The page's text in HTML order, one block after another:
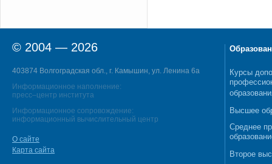
© 2004 — 2026
403874 Волгоградская обл., г. Камышин, ул. Ленина 6а
Информационное наполнение:
пресс–центр института
Информационное сопровождение:
информационный вычислительный центр
О сайте
Карта сайта
Курсы
Высшее
Среднее
Второе